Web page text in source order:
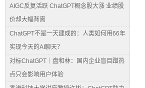
AIGC反复活跃 ChatGPT概念股大涨 业绩股
价却大幅背离
ChatGPT不是一天建成的：人类如何用66年
实现今天的AI聊天？
对标ChatGPT｜盘和林：国内企业盲目蹭热
点只会影响用户体验